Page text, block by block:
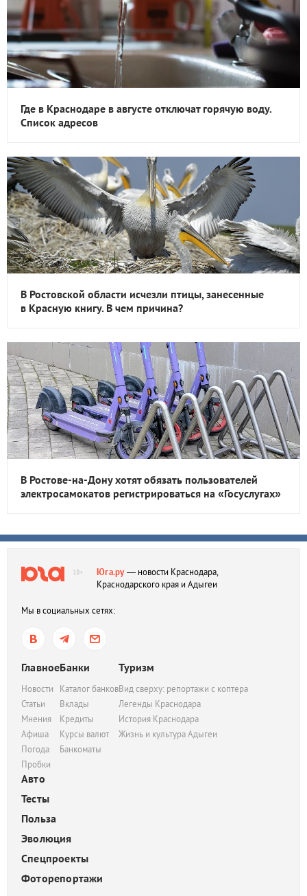
Где в Краснодаре в августе отключат горячую воду.
Список адресов
В Ростовской области исчезли птицы, занесенные
в Красную книгу. В чем причина?
В Ростове-на-Дону хотят обязать пользователей
электросамокатов регистрироваться на «Госуслугах»
18+ Юга.ру— новости Краснодара,
Краснодарского края и Адыгеи
Мы в социальных сетях:
Главное
Новости
Статьи
Мнения
Афиша
Погода
Пробки
Банки
Каталог банков
Вклады
Кредиты
Курсы валют
Банкоматы
Туризм
Вид сверху: репортажи с коптера
Легенды Краснодара
История Краснодара
Жизнь и культура Адыгеи
Авто
Тесты
Польза
Эволюция
Спецпроекты
Фоторепортажи